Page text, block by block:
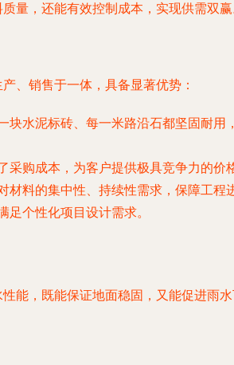
量，还能有效控制成本，实现供需双赢
、销售于一体，具备显著优势：
块水泥标砖、每一米路沿石都坚固耐
购成本，为客户提供极具竞争力的价
料的集中性、持续性需求，保障工程
足个性化项目设计需求。
能，既能保证地面稳固，又能促进雨